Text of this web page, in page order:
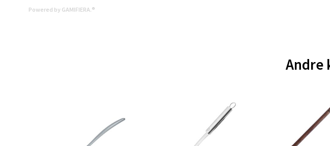
Powered by GAMIFIERA.®
Andre
Narvik - Thon Senter
Bolagsgata 1, 8514 Narvik